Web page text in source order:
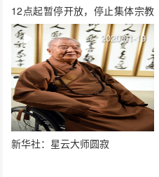
12点起暂停开放，停止集体宗教
活动
新华社：星云大师圆寂
2020-01-19